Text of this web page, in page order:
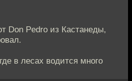
Don Pedro из Кастанеды,
в лесах водится много